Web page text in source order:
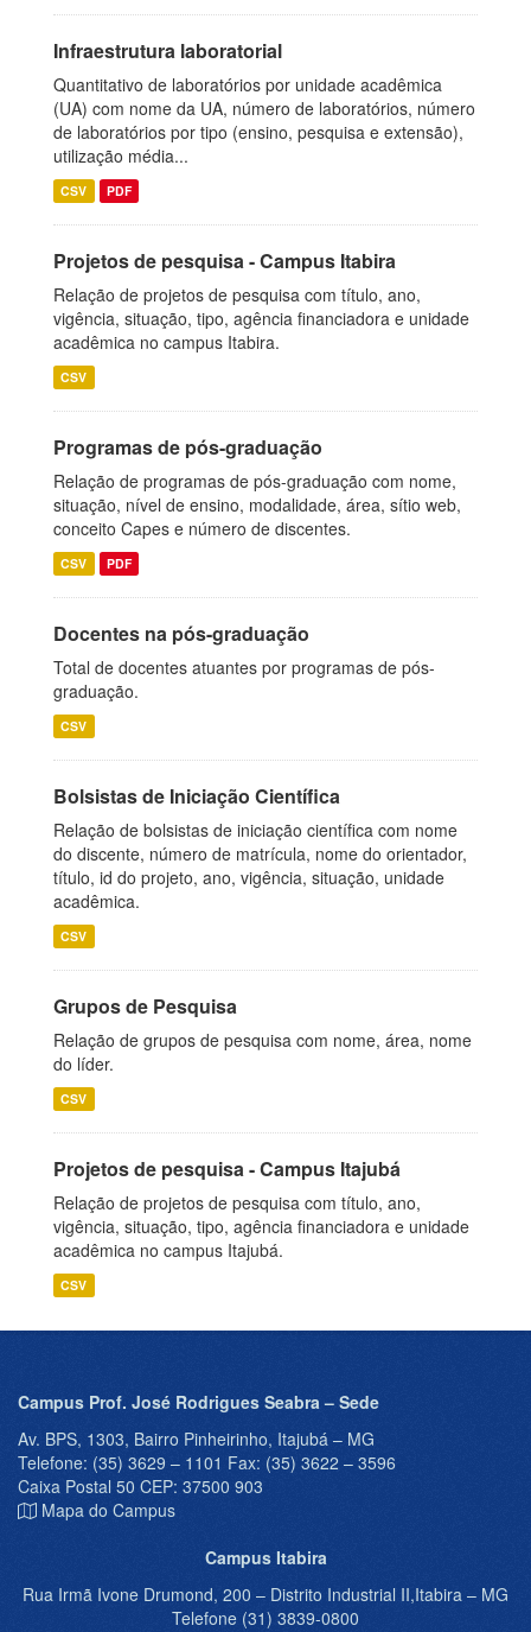
Infraestrutura laboratorial
Quantitativo de laboratórios por unidade acadêmica
(UA) com nome da UA, número de laboratórios, número
de laboratórios por tipo (ensino, pesquisa e extensão),
utilização média...
CSV PDF
Projetos de pesquisa - Campus Itabira
Relação de projetos de pesquisa com título, ano,
vigência, situação, tipo, agência financiadora e unidade
acadêmica no campus Itabira.
CSV
Programas de pós-graduação
Relação de programas de pós-graduação com nome,
situação, nível de ensino, modalidade, área, sítio web,
conceito Capes e número de discentes.
CSV PDF
Docentes na pós-graduação
Total de docentes atuantes por programas de pós-
graduação.
CSV
Bolsistas de Iniciação Científica
Relação de bolsistas de iniciação científica com nome
do discente, número de matrícula, nome do orientador,
título, id do projeto, ano, vigência, situação, unidade
acadêmica.
CSV
Grupos de Pesquisa
Relação de grupos de pesquisa com nome, área, nome
do líder.
CSV
Projetos de pesquisa - Campus Itajubá
Relação de projetos de pesquisa com título, ano,
vigência, situação, tipo, agência financiadora e unidade
acadêmica no campus Itajubá.
CSV
Campus Prof. José Rodrigues Seabra – Sede
Av. BPS, 1303, Bairro Pinheirinho, Itajubá – MG
Telefone: (35) 3629 – 1101 Fax: (35) 3622 – 3596
Caixa Postal 50 CEP: 37500 903
Mapa do Campus
Campus Itabira
Rua Irmã Ivone Drumond, 200 – Distrito Industrial II,Itabira – MG
Telefone (31) 3839-0800